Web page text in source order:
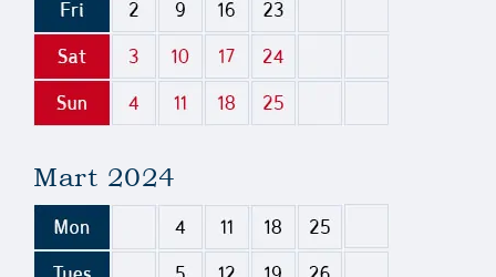
Mart 2024